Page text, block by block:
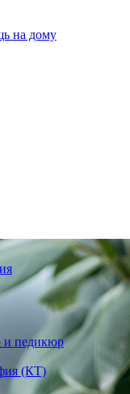
на дому
педикюр
(КТ)